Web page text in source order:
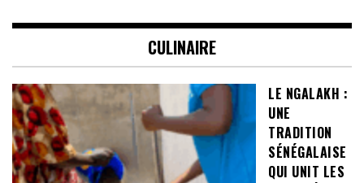
CULINAIRE
LE NGALAKH :
UNE
TRADITION
SÉNÉGALAISE
QUI UNIT LES